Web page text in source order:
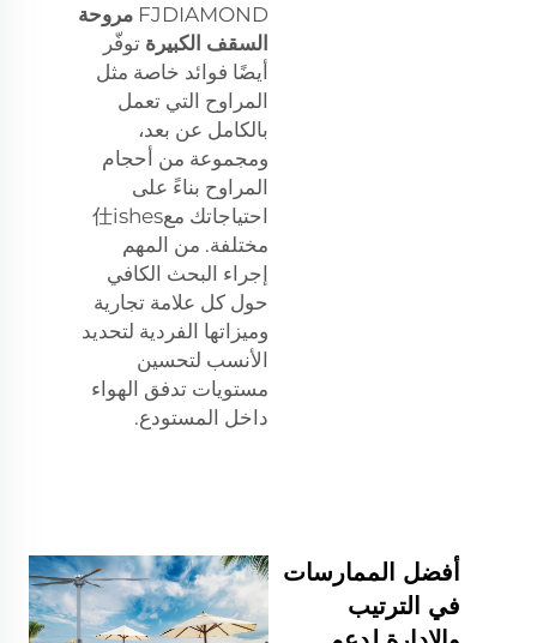
FJDIAMOND مروحة
السقف الكبيرة توفّر
أيضًا فوائد خاصة مثل
المراوح التي تعمل
بالكامل عن بعد،
ومجموعة من أحجام
المراوح بناءً على
احتياجاتك مع仕ishes
مختلفة. من المهم
إجراء البحث الكافي
حول كل علامة تجارية
وميزاتها الفردية لتحديد
الأنسب لتحسين
مستويات تدفق الهواء
داخل المستودع.
أفضل الممارسات
في الترتيب